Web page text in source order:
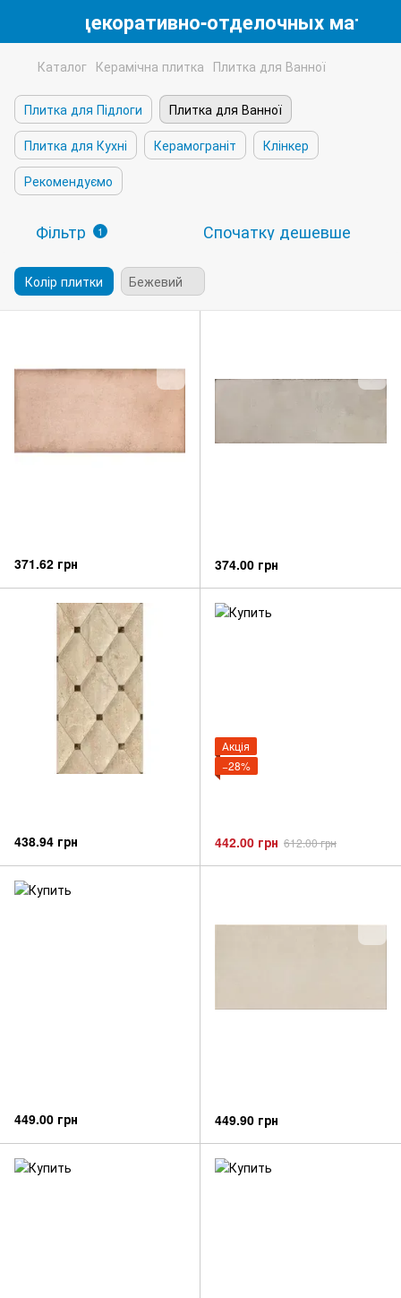
декоративно-отделочных
Каталог Керамічна плитка Плитка для Ванної
Плитка для Підлоги
Плитка для Ванної
Плитка для Кухні
Керамограніт
Клінкер
Рекомендуємо
Фільтр 1 Спочатку дешевше
Колір плитки Бежевий
371.62 грн 374.00 грн
438.94 грн
Акція
−28%
442.00 грн 612.00 грн
449.00 грн 449.90 грн